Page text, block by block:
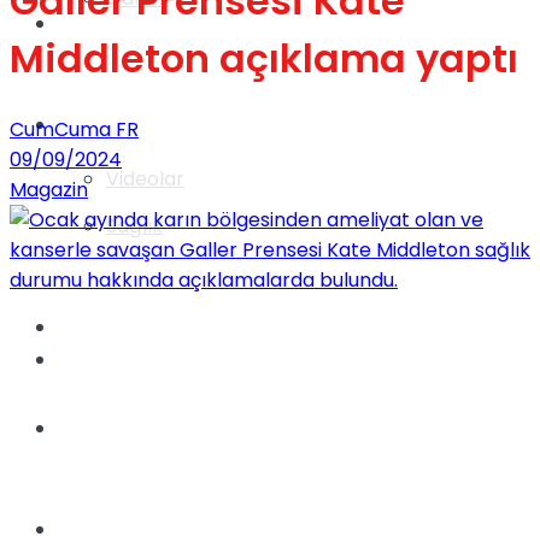
Videolar
Gündem
Yaşam
Sağlık
Middleton açıklama yaptı
CumCuma FR
09/09/2024
Magazin